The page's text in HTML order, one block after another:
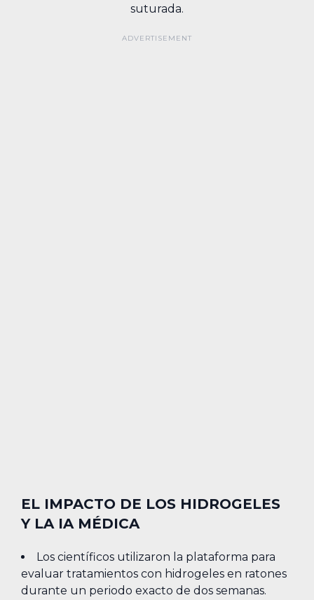
suturada.
EL IMPACTO DE LOS HIDROGELES
Y LA IA MÉDICA
Los científicos utilizaron la plataforma para
evaluar tratamientos con hidrogeles en ratones
durante un periodo exacto de dos semanas.